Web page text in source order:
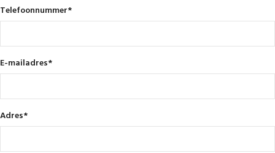
Telefoonnummer*
E-mailadres*
Adres*